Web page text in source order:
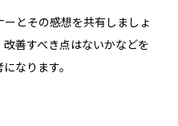
とその感想を共有しましょ
善すべき点はないかなどを
なります。